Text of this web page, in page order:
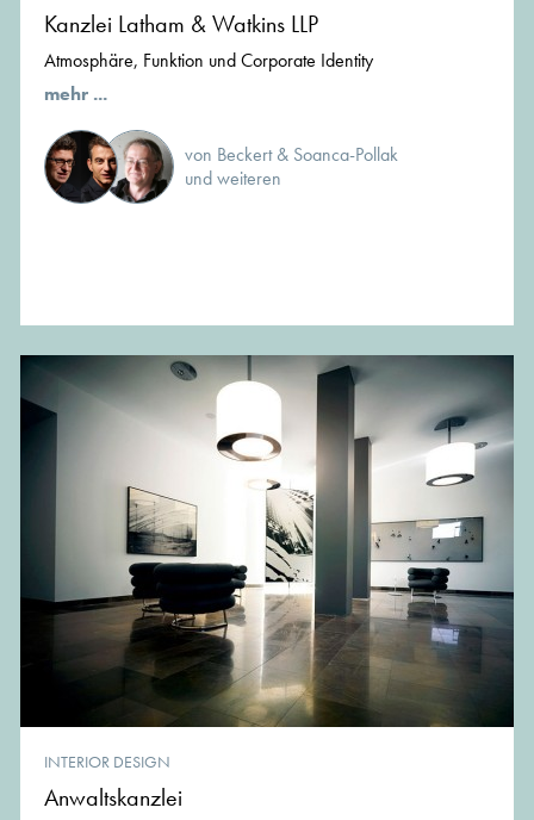
Kanzlei Latham & Watkins LLP
Atmosphäre, Funktion und Corporate Identity
mehr ...
von Beckert & Soanca-Pollak
und weiteren
INTERIOR DESIGN
Anwaltskanzlei